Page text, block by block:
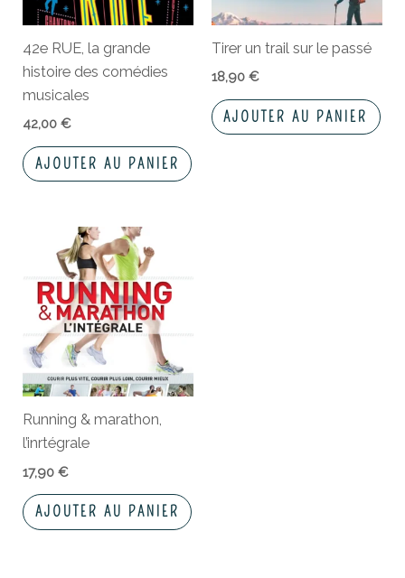
42e RUE, la grande
histoire des comédies
musicales
42,00€
AJOUTER AU PANIER
Tirer un trail sur le passé
18,90 €
AJOUTER AU PANIER
Running & marathon,
l’inrtégrale
17,90€
AJOUTER AU PANIER